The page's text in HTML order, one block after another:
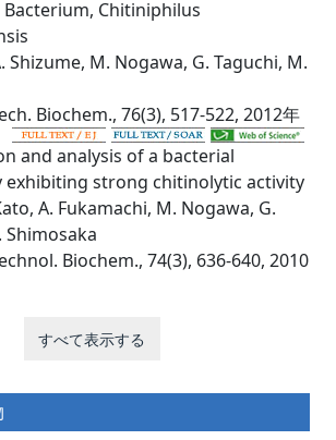
Chitiniphilus
Shizume, M. Nogawa, G. Taguchi, M.
Biochem., 76(3), 517-522, 2012年
and analysis of a bacterial
exhibiting strong chitinolytic activity
A. Fukamachi, M. Nogawa, G.
Shimosaka
Biochem., 74(3), 636-640, 2010
すべて表示する